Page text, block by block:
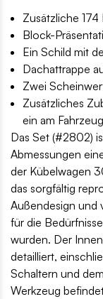
Zusätzliche 174
Block-
Ein Schild mit
Dachattrappe
Zwei
Zusätzliches
ein am
Das Set (#2802)
Abmessungen
der Kübelwagen
das sorgfältig
Außendesign und
für die
wurden. Der
detailliert,
Schaltern und
Werkzeug